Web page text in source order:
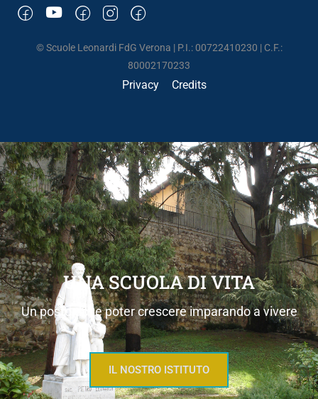
© Scuole Leonardi FdG Verona | P.I.: 00722410230 | C.F.:
80002170233
Privacy Credits
UNA SCUOLA DI VITA
Un posto dove poter crescere imparando a vivere
IL NOSTRO ISTITUTO